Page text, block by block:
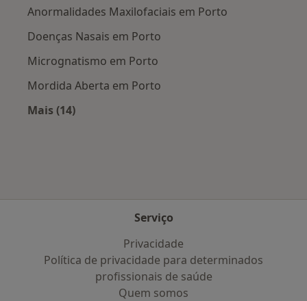
Anormalidades Maxilofaciais em Porto
Doenças Nasais em Porto
Micrognatismo em Porto
Mordida Aberta em Porto
Mais (14)
Serviço
Privacidade
Política de privacidade para determinados
profissionais de saúde
Quem somos